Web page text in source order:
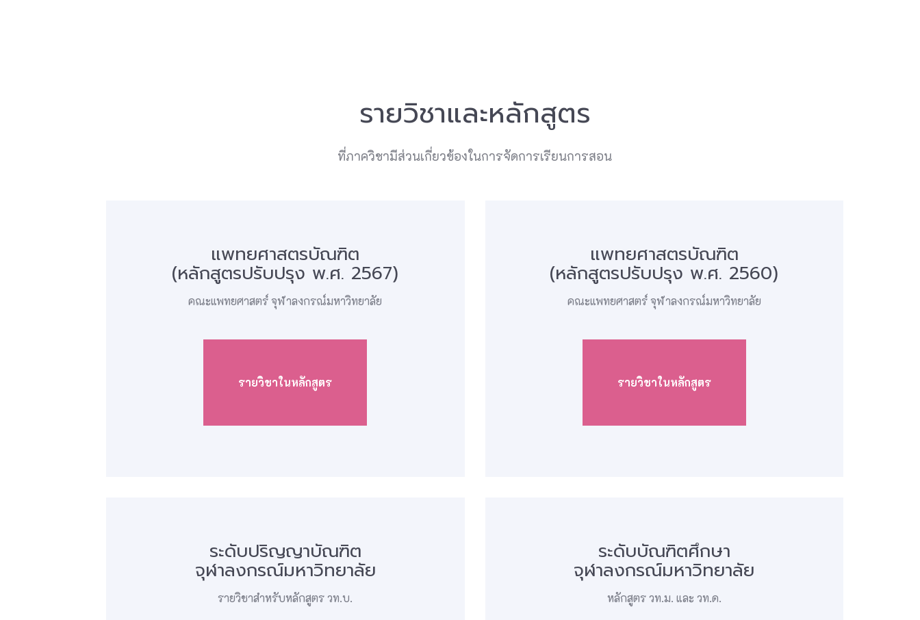
รายวิชาและหลักสูตร
ที่ภาควิชามีส่วนเกี่ยวข้องในการจัดการเรียนการสอน
แพทยศาสตรบัณฑิต
(หลักสูตรปรับปรุง พ.ศ. 2567)
คณะแพทยศาสตร์ จุฬาลงกรณ์มหาวิทยาลัย
รายวิชาในหลักสูตร
แพทยศาสตรบัณฑิต
(หลักสูตรปรับปรุง พ.ศ. 2560)
คณะแพทยศาสตร์ จุฬาลงกรณ์มหาวิทยาลัย
รายวิชาในหลักสูตร
ระดับปริญญาบัณฑิต
จุฬาลงกรณ์มหาวิทยาลัย
รายวิชาสำหรับหลักสูตร วท.บ.
ระดับบัณฑิตศึกษา
จุฬาลงกรณ์มหาวิทยาลัย
หลักสูตร วท.ม. และ วท.ด.